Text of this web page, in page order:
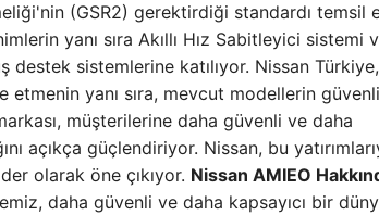
(GSR2) gerektirdiği standardı temsil
yanı sıra Akıllı Hız Sabitleyici sistemi
sistemlerine katılıyor. Nissan
yanı sıra, mevcut modellerin
müşterilerine daha güvenli ve daha
açıkça güçlendiriyor. Nissan, bu
olarak öne çıkıyor. Nissan AMIEO
daha güvenli ve daha kapsayıcı bir